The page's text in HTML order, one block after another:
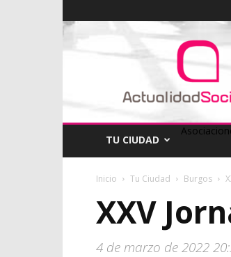
ActualidadSocial
TU CIUDAD
Inicio Tu Ciudad Burgos
XXV
4 de marzo de 2022